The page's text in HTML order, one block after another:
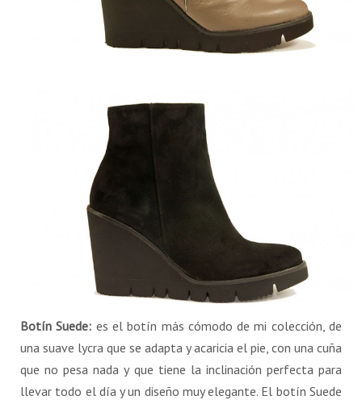
Botín Suede: es el botín más cómodo de mi colección, de
una suave lycra que se adapta y acaricia el pie, con una cuña
que no pesa nada y que tiene la inclinación perfecta para
llevar todo el día y un diseño muy elegante. El botín Suede